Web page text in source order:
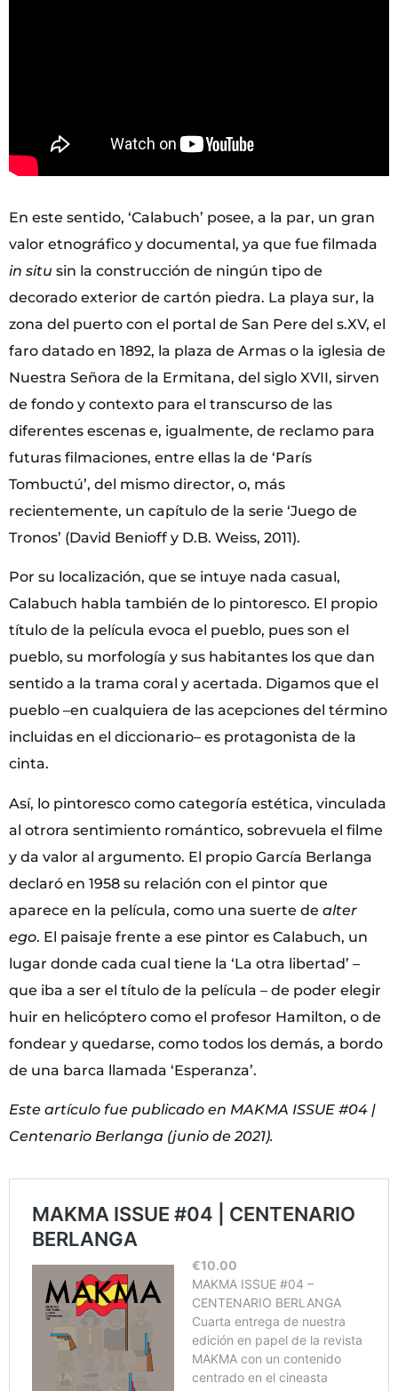
En este sentido, ‘Calabuch’ posee, a la par, un gran
valor etnográfico y documental, ya que fue filmada
in situ sin la construcción de ningún tipo de
decorado exterior de cartón piedra. La playa sur, la
zona del puerto con el portal de San Pere del s.XV, el
faro datado en 1892, la plaza de Armas o la iglesia de
Nuestra Señora de la Ermitana, del siglo XVII, sirven
de fondo y contexto para el transcurso de las
diferentes escenas e, igualmente, de reclamo para
futuras filmaciones, entre ellas la de ‘París
Tombuctú’, del mismo director, o, más
recientemente, un capítulo de la serie ‘Juego de
Tronos’ (David Benioff y D.B. Weiss, 2011).
Por su localización, que se intuye nada casual,
Calabuch habla también de lo pintoresco. El propio
título de la película evoca el pueblo, pues son el
pueblo, su morfología y sus habitantes los que dan
sentido a la trama coral y acertada. Digamos que el
pueblo –en cualquiera de las acepciones del término
incluidas en el diccionario– es protagonista de la
cinta.
Así, lo pintoresco como categoría estética, vinculada
al otrora sentimiento romántico, sobrevuela el filme
y da valor al argumento. El propio García Berlanga
declaró en 1958 su relación con el pintor que
aparece en la película, como una suerte de alter
ego. El paisaje frente a ese pintor es Calabuch, un
lugar donde cada cual tiene la ‘La otra libertad’ –
que iba a ser el título de la película – de poder elegir
huir en helicóptero como el profesor Hamilton, o de
fondear y quedarse, como todos los demás, a bordo
de una barca llamada ‘Esperanza’.
Este artículo fue publicado en MAKMA ISSUE #04 |
Centenario Berlanga (junio de 2021).